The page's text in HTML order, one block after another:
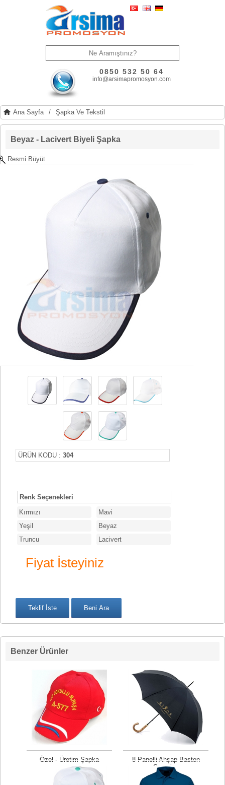
0850 532 50 64
info@arsimapromosyon.com
Ana Sayfa / Şapka Ve Tekstil
Beyaz - Lacivert Biyeli Şapka
Resmi Büyüt
ÜRÜN KODU : 304
Renk Seçenekleri
Kırmızı
Mavi
Yeşil
Beyaz
Truncu
Lacivert
Fiyat İsteyiniz
Benzer Ürünler
Özel - Üretim Şapka
Fiyat isteyiniz
8 Panelli Ahşap Baston
Şemsiye
Fiyat isteyiniz